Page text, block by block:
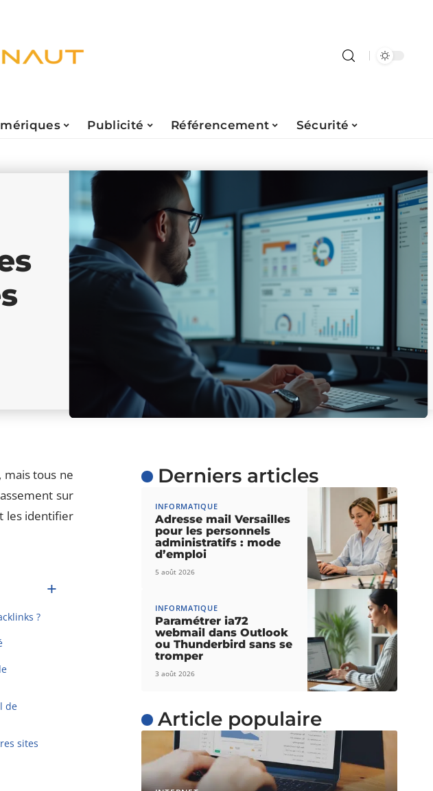
Publicité Référencement Sécurité
tous ne
sur
les identifier
?
de
sites
Derniers articles
INFORMATIQUE
Adresse mail Versailles
pour les personnels
administratifs : mode
d’emploi
5 août 2026
INFORMATIQUE
Paramétrer ia72
webmail dans Outlook
ou Thunderbird sans se
tromper
3 août 2026
Article populaire